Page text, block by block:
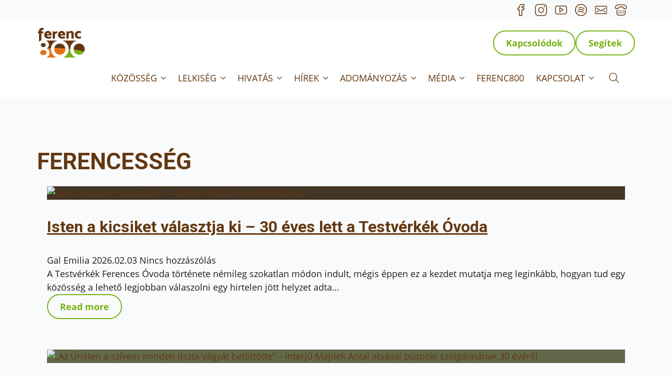
Kapcsolódok Segítek
KÖZÖSSÉG LELKISÉG HIVATÁS HÍREK ADOMÁNYOZÁS MÉDIA FERENC800
KAPCSOLAT
FERENCESSÉG
Isten a kicsiket választja ki – 30 éves lett a Testvérkék Óvoda
Gal Emilia 2026.02.03 Nincs hozzászólás
A Testvérkék Ferences Óvoda története némileg szokatlan módon indult, mégis éppen ez a kezdet mutatja meg leginkább, hogyan tud egy
közösség a lehető legjobban válaszolni egy hirtelen jött helyzet adta…
Read more